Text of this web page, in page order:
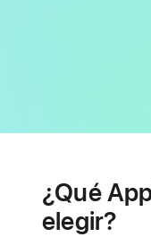
cardiaca
¿Qué
elegir?